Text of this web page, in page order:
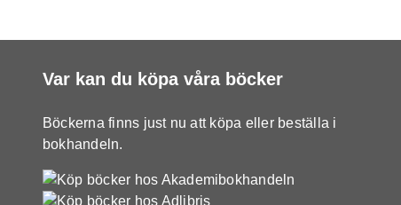
Var kan du köpa våra böcker
Böckerna finns just nu att köpa eller beställa i
bokhandeln.